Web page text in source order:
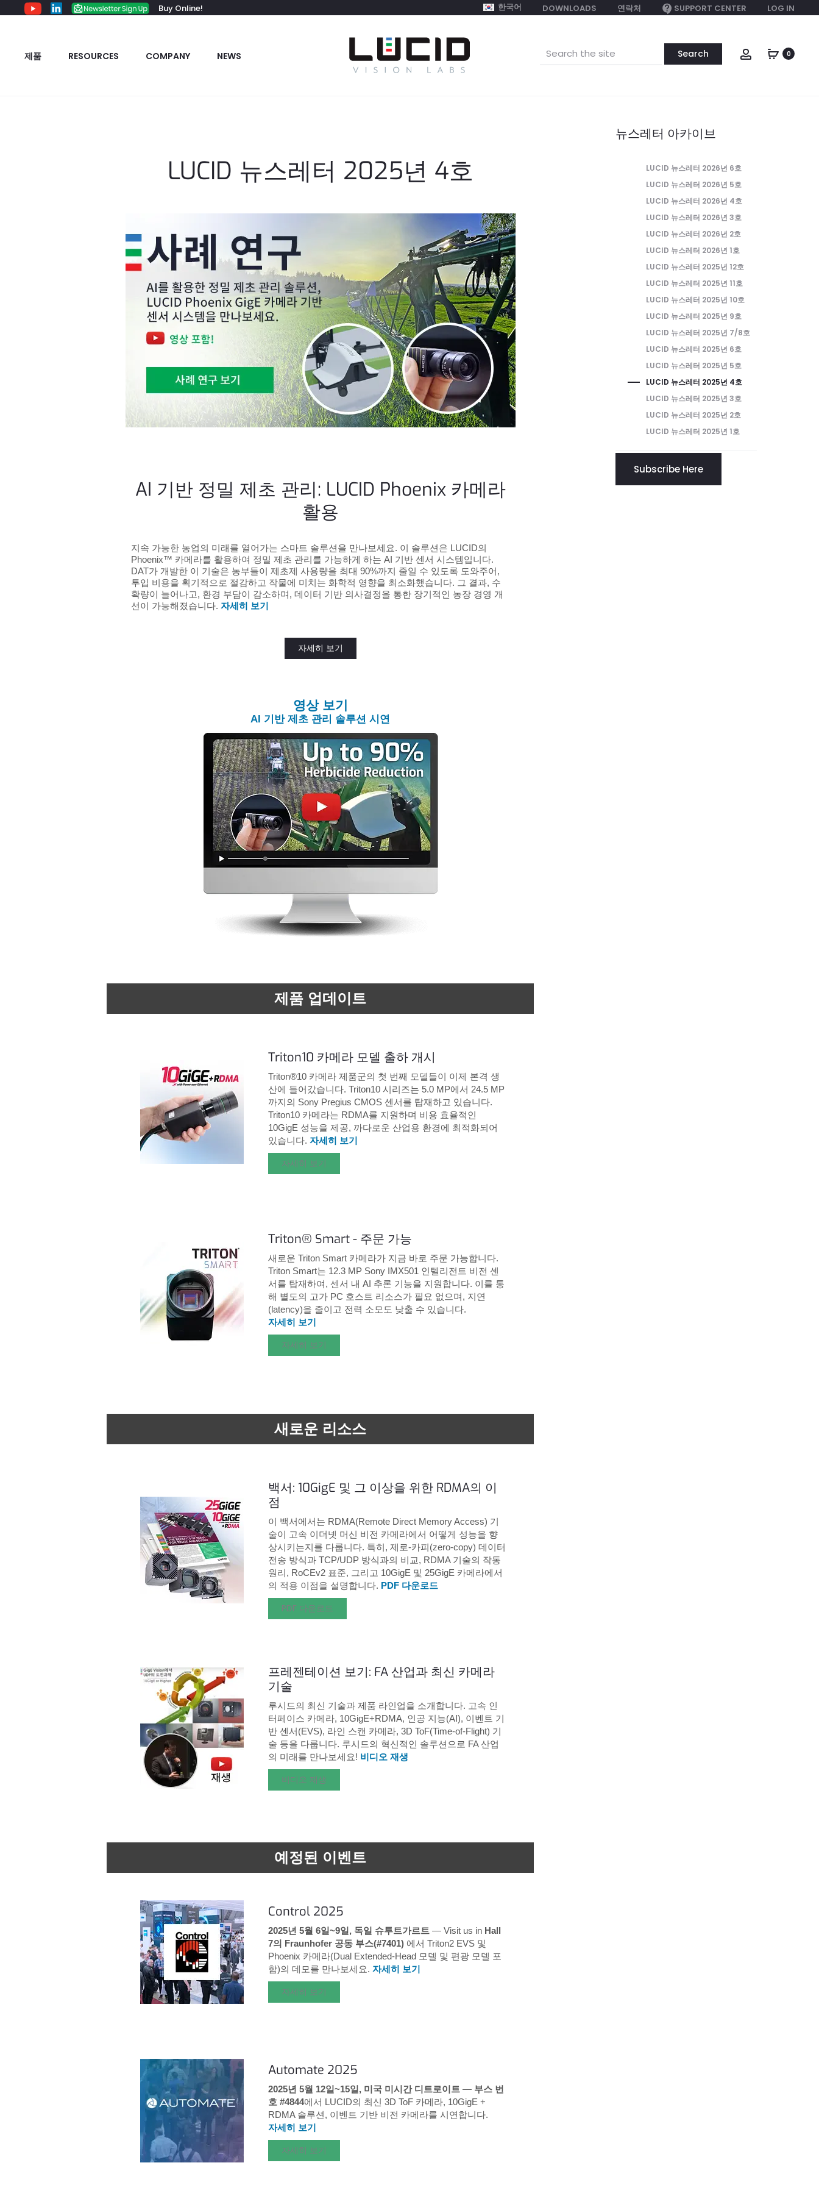
Buy Online! 한국어 DOWNLOADS 연락처 SUPPORT CENTER LOG IN
제품 RESOURCES COMPANY NEWS
Search
Account0
LUCID 뉴스레터 2025년 4호
AI 기반 정밀 제초 관리: LUCID Phoenix 카메라
활용
지속 가능한 농업의 미래를 열어가는 스마트 솔루션을 만나보세요. 이 솔루션은 LUCID의
Phoenix™ 카메라를 활용하여 정밀 제초 관리를 가능하게 하는 AI 기반 센서 시스템입니다.
DAT가 개발한 이 기술은 농부들이 제초제 사용량을 최대 90%까지 줄일 수 있도록 도와주어,
투입 비용을 획기적으로 절감하고 작물에 미치는 화학적 영향을 최소화했습니다. 그 결과, 수
확량이 늘어나고, 환경 부담이 감소하며, 데이터 기반 의사결정을 통한 장기적인 농장 경영 개
선이 가능해졌습니다.자세히 보기
자세히 보기
영상 보기
AI 기반 제초 관리 솔루션 시연
제품 업데이트
Triton10 카메라 모델 출하 개시
Triton®10 카메라 제품군의 첫 번째 모델들이 이제 본격 생
산에 들어갔습니다. Triton10 시리즈는 5.0 MP에서 24.5 MP
까지의 Sony Pregius CMOS 센서를 탑재하고 있습니다.
Triton10 카메라는 RDMA를 지원하며 비용 효율적인
10GigE 성능을 제공, 까다로운 산업용 환경에 최적화되어
있습니다.자세히 보기
자세히 보기
Triton® Smart - 주문 가능
새로운 Triton Smart 카메라가 지금 바로 주문 가능합니다.
Triton Smart는 12.3 MP Sony IMX501 인텔리전트 비전 센
서를 탑재하여, 센서 내 AI 추론 기능을 지원합니다. 이를 통
해 별도의 고가 PC 호스트 리소스가 필요 없으며, 지연
(latency)을 줄이고 전력 소모도 낮출 수 있습니다.
자세히 보기
자세히 보기
새로운 리소스
백서: 10GigE 및 그 이상을 위한 RDMA의 이
점
이 백서에서는 RDMA(Remote Direct Memory Access) 기
술이 고속 이더넷 머신 비전 카메라에서 어떻게 성능을 향
상시키는지를 다룹니다. 특히, 제로-카피(zero-copy) 데이터
전송 방식과 TCP/UDP 방식과의 비교, RDMA 기술의 작동
원리, RoCEv2 표준, 그리고 10GigE 및 25GigE 카메라에서
의 적용 이점을 설명합니다. PDF 다운로드
PDF 다운로드
프레젠테이션 보기: FA 산업과 최신 카메라
기술
루시드의 최신 기술과 제품 라인업을 소개합니다. 고속 인
터페이스 카메라, 10GigE+RDMA, 인공 지능(AI), 이벤트 기
반 센서(EVS), 라인 스캔 카메라, 3D ToF(Time-of-Flight) 기
술 등을 다룹니다. 루시드의 혁신적인 솔루션으로 FA 산업
의 미래를 만나보세요! 비디오 재생
비디오 재생
예정된 이벤트
Control 2025
2025년 5월 6일~9일, 독일 슈투트가르트— Visit us in Hall
7의 Fraunhofer 공동 부스(#7401) 에서 Triton2 EVS 및
Phoenix 카메라(Dual Extended-Head 모델 및 편광 모델 포
함)의 데모를 만나보세요.자세히 보기
자세히 보기
Automate 2025
2025년 5월 12일~15일, 미국 미시간 디트로이트— 부스 번
호 #4844에서 LUCID의 최신 3D ToF 카메라, 10GigE +
RDMA 솔루션, 이벤트 기반 비전 카메라를 시연합니다.
자세히 보기
자세히 보기
뉴스레터 아카이브
LUCID 뉴스레터 2026년 6호
LUCID 뉴스레터 2026년 5호
LUCID 뉴스레터 2026년 4호
LUCID 뉴스레터 2026년 3호
LUCID 뉴스레터 2026년 2호
LUCID 뉴스레터 2026년 1호
LUCID 뉴스레터 2025년 12호
LUCID 뉴스레터 2025년 11호
LUCID 뉴스레터 2025년 10호
LUCID 뉴스레터 2025년 9호
LUCID 뉴스레터 2025년 7/8호
LUCID 뉴스레터 2025년 6호
LUCID 뉴스레터 2025년 5호
LUCID 뉴스레터 2025년 4호
LUCID 뉴스레터 2025년 3호
LUCID 뉴스레터 2025년 2호
LUCID 뉴스레터 2025년 1호
Subscribe Here